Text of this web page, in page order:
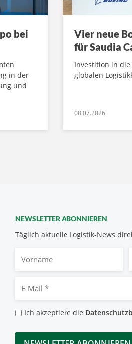
bei
in der
und
Vier neue
für Saudia
Investition in die
globalen
08.07.2026
NEWSLETTER ABONNIEREN
Täglich aktuelle Logistik-News
Mail
Datenschutzbestimmungen
Ich akzeptiere die
CAPTCHA